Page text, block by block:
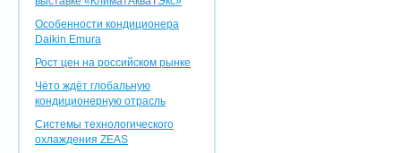
Особенности кондиционера
Daikin Emura
Рост цен на российском рынке
Чёто ждёт глобальную
кондиционерную отрасль
Системы технологического
охлаждения ZEAS